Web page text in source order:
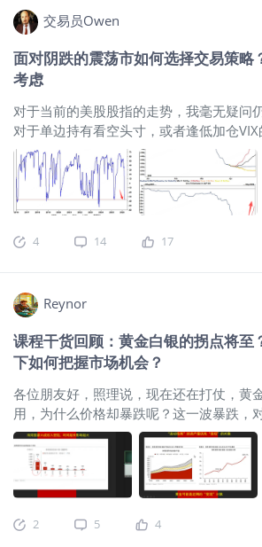
外。相对而言，上周日本央行干预市场
推动日元反弹却是意外的消息。在关键
水平的出手能否让日元起死回生呢？ 可
以清晰的看到，日银本次的出手还是较
为关键的，并且有一定的“技术含量”。
2024年以来的交易区间即将被打破，如
果此时放任汇价新低的话，那么后续的
救市难度和成本都会大幅度的提升。无
论是走形式还是真想螳臂当车，日银都
需要在当下做出动作。因此有理由怀
疑，短时间内如果汇价的市场之力再度
是第三次的干预。然而从历史的轨迹来
势和延缓趋势的结果，很难从根本上逆
转局面。能维持多久和能反弹多少将是
这一轮干预的主要看点。 以现有的日
本政治环境和经济结构，以及对比全球
看，日元的长线贬值逻辑还是相当稳固
的，这就将限制人为推升日元的高度。
从技术形态来看，预计很难有效回弹至
2026年高点之上，更不用说回到去年年
中的水平。而从时间跨度来看，正常的
反弹可能也就一个月左右的时间。因
此，未来数周内，如果没有意外的日元
连续飙升反弹行情，后续逢高卖出日元
交易员Owen
面对阴跌的震荡市如何选择交易策略
考虑
对于当前的美股股指的走势，我毫无疑问
对于单边持有看空头寸，或者逢低加仓
巨大的风险大家不得不防：第一，就是当
向并不明确，一旦美伊和谈的消息被做实
国来调停了，则美股指可能短期内会有大
看空头寸而不设止损；又或者没有搭建熊
前CTA基金针对美股的头寸的抛售已经告
ETF(VIXY)$ $VIX波动率主连
$NQ100指数主连 2606(NQmain)$ $微
2606(MNQmain)$ $纳指100ETF(QQQ)$
已经对美股进行了大幅抛售，头寸降到了
4 14 17
Reynor
课程干货回顾：黄金白银的拐点将至
下如何把握市场机会？
各位朋友好，照理说，现在还在打仗，黄
用，为什么价格却暴跌呢？这一波暴跌，
股指有什么启示，历史上有没有类似的时
老师就来给大家直播讲解一下。以下是我
国家陷入了一个怪圈，油价上涨，但是收
货卖不出去。为什么?因为海峡封锁。
2605(QMmain)$
$WTI原油2604(CL2604)$
2 5 4